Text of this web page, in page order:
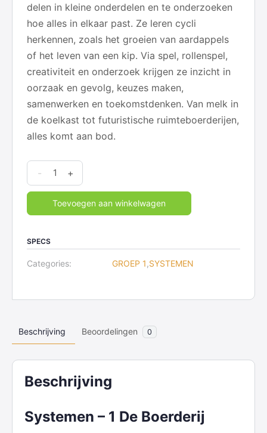
delen in kleine onderdelen en te onderzoeken
hoe alles in elkaar past. Ze leren cycli
herkennen, zoals het groeien van aardappels
of het leven van een kip. Via spel, rollenspel,
creativiteit en onderzoek krijgen ze inzicht in
oorzaak en gevolg, keuzes maken,
samenwerken en toekomstdenken. Van melk in
de koelkast tot futuristische ruimteboerderijen,
alles komt aan bod.
Systemen
-
De
quantity
- +
Toevoegen aan winkelwagen
SPECS
Categories: GROEP 1 ,SYSTEMEN
Beschrijving Beoordelingen 0
Beschrijving
Systemen – 1 De Boerderij